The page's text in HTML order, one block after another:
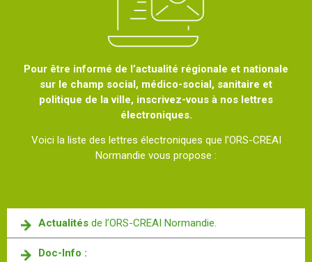
Pour être informé de l’actualité régionale et nationale
sur le champ social, médico-social, sanitaire et
politique de la ville, inscrivez-vous à nos lettres
électroniques.
Voici la liste des lettres électroniques que l’ORS-CREAI
Normandie vous propose :
Actualités de l’ORS-CREAI Normandie.
Doc-Info :